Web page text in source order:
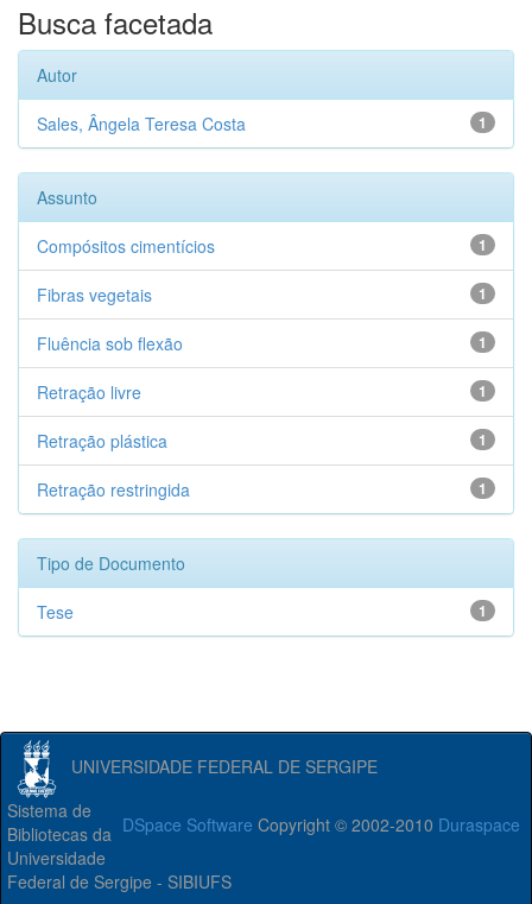
Busca facetada
Autor
1
Sales, Ângela Teresa Costa
Assunto
1
Compósitos cimentícios
1
Fibras vegetais
1
Fluência sob flexão
1
Retração livre
1
Retração plástica
1
Retração restringida
Tipo de Documento
1
Tese
UNIVERSIDADE FEDERAL DE SERGIPE
DSpace Software Copyright © 2002-2010 Duraspace
Sistema de
Bibliotecas da
Universidade
Federal de Sergipe - SIBIUFS